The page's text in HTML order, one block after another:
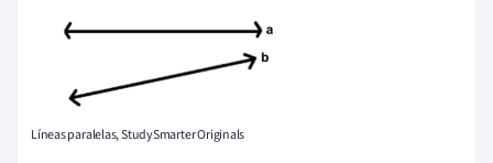
Líneas paralelas, StudySmarter Originals